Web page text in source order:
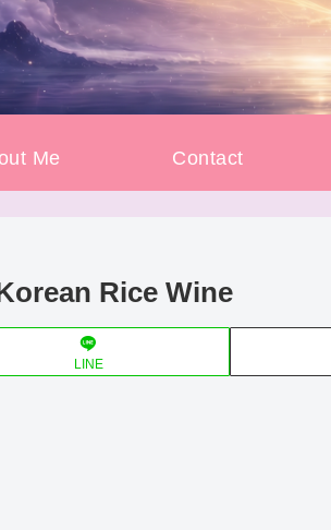
Me Contact
Rice Wine
LINE